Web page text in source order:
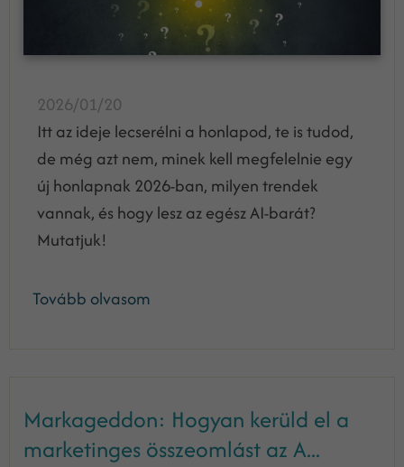
2026/01/20
Itt az ideje lecserélni a honlapod, te is tudod,
de még azt nem, minek kell megfelelnie egy
új honlapnak 2026-ban, milyen trendek
vannak, és hogy lesz az egész AI-barát?
Mutatjuk!
Tovább olvasom
Markageddon: Hogyan kerüld el a
marketinges összeomlást az A...